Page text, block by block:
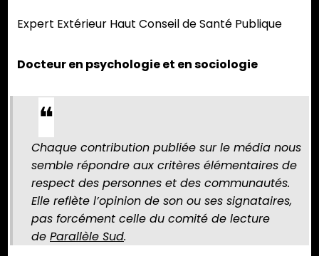
Expert Extérieur Haut Conseil de Santé Publique
Docteur en psychologie et en sociologie
Chaque contribution publiée sur le média nous
semble répondre aux critères élémentaires de
respect des personnes et des communautés.
Elle reflète l’opinion de son ou ses signataires,
pas forcément celle du comité de lecture
de Parallèle Sud.